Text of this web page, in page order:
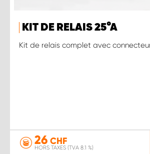
KIT DE RELAIS 25 ° A
Kit de relais complet avec
26 CHF
HORS TAXES (TVA 8.1 %)